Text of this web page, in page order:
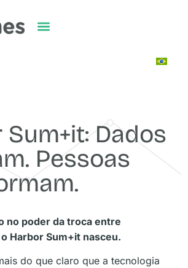
Dados
Pessoas
no poder da troca entre
Harbor Sum+it nasceu.
do que claro que a tecnologia